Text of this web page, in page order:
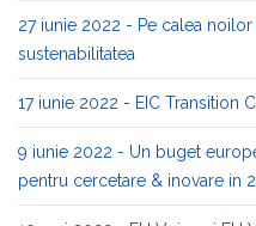
27 iunie 2022 - Pe calea
sustenabilitatea
17 iunie 2022 - EIC Transition
9 iunie 2022 - Un buget
pentru cercetare & inovare in